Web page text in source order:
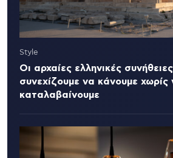
Style
Οι αρχαίες ελληνικές
συνεχίζουμε να κάνουμε χωρίς
καταλαβαίνουμε